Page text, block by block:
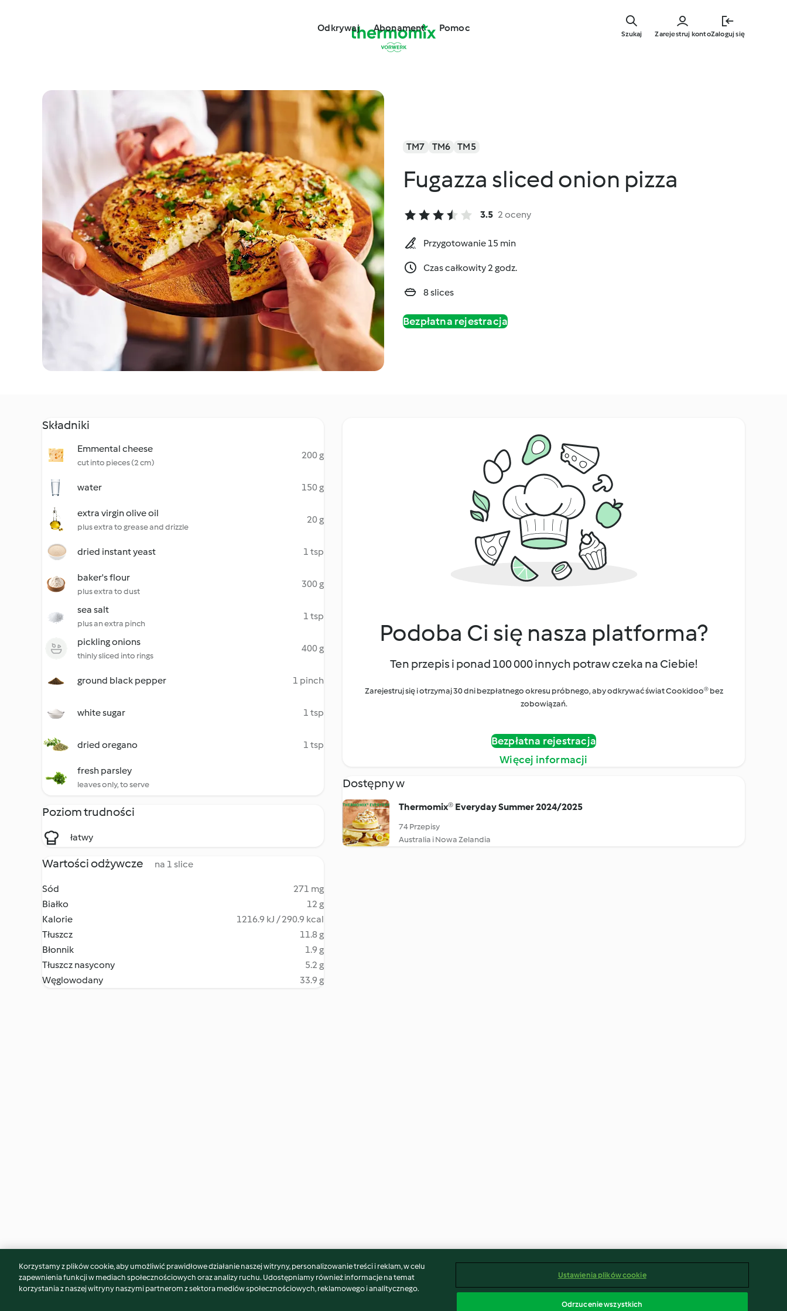
głównej
Odkrywaj Abonament Pomoc
Zarejestruj kontoZaloguj się
Szukaj
TM7 TM6 TM5
Fugazza sliced onion pizza
3.5 2 oceny
Przygotowanie 15 min
Czas całkowity 2 godz.
8 slices
Bezpłatna rejestracja
Składniki
Emmental cheese
cut into pieces (2 cm)
200 g
water 150 g
extra virgin olive oil
plus extra to grease and drizzle
20 g
dried instant yeast 1 tsp
baker's flour
plus extra to dust
300 g
sea salt
plus an extra pinch
1 tsp
pickling onions
thinly sliced into rings
400 g
ground black pepper 1 pinch
white sugar 1 tsp
dried oregano 1 tsp
fresh parsley
leaves only, to serve
Poziom trudności
łatwy
Wartości odżywcze na 1 slice
Sód
271 mg
Białko
12 g
Kalorie
1216.9 kJ / 290.9 kcal
Tłuszcz
11.8 g
Błonnik
1.9 g
Tłuszcz nasycony
5.2 g
Węglowodany
33.9 g
Podoba Ci się nasza platforma?
Ten przepis i ponad 100 000 innych potraw czeka na Ciebie!
Zarejestruj się i otrzymaj 30 dni bezpłatnego okresu próbnego, aby odkrywać świat Cookidoo® bez
zobowiązań.
Bezpłatna rejestracja
Więcej informacji
Dostępny w
Thermomix® Everyday Summer 2024/2025
74 Przepisy
Australia i Nowa Zelandia
Może spodoba Ci się również...
Korzystamy z plików cookie, aby umożliwić prawidłowe działanie naszej witryny, personalizowanie treści i reklam, w celu
zapewnienia funkcji w mediach społecznościowych oraz analizy ruchu. Udostępniamy również informacje na temat
korzystania z naszej witryny naszymi partnerom z sektora mediów społecznościowych, reklamowego i analitycznego.
Ustawienia plików cookie
Odrzucenie wszystkich